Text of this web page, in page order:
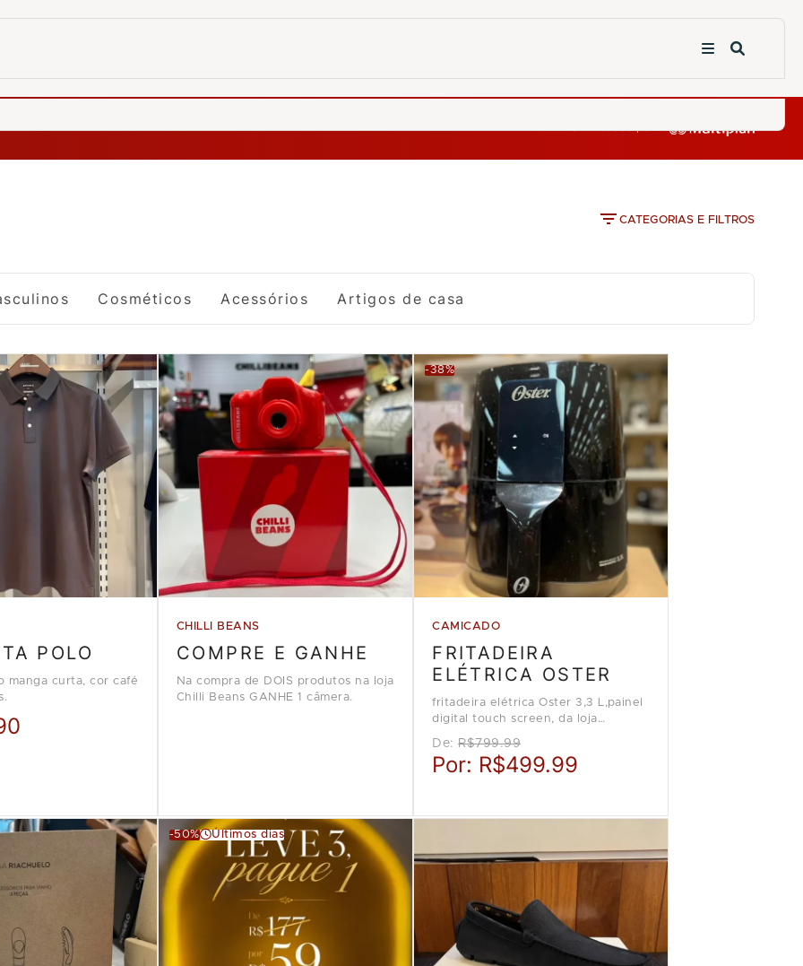
CATEGORIAS E FILTROS
Cosméticos Acessórios Artigos de casa
POLO
manga curta, cor café
CHILLI BEANS
COMPRE E GANHE
Na compra de DOIS produtos na loja
Chilli Beans GANHE 1 câmera.
-38%
CAMICADO
FRITADEIRA
ELÉTRICA OSTER
fritadeira elétrica Oster 3,3 L,painel
digital touch screen, da loja
Camicado
De:R$799.99
Por: R$499.99
-50% Últimos dias